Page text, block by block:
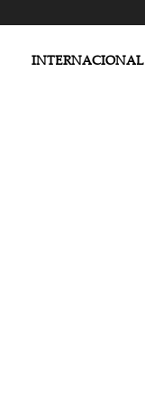
INTERNACIONAL